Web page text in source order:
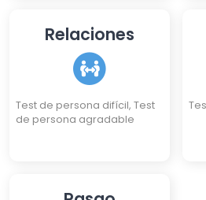
Relaciones
Test de persona difícil, Test
de persona agradable